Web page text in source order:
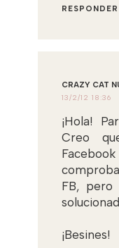
RESPONDER
CRAZY CAT
13/2/12 18:36
¡Hola!
Creo
FB,
¡Besines!